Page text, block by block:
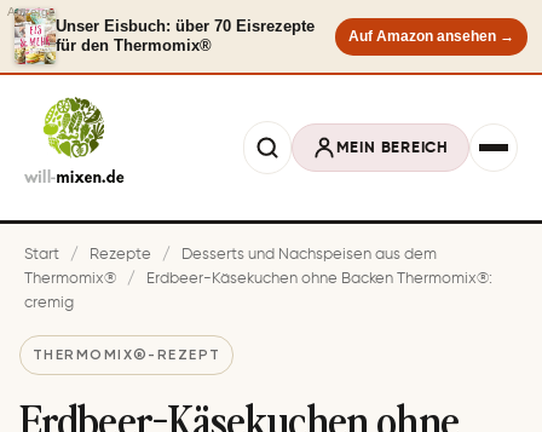
Anzeige
Unser Eisbuch: über 70 Eisrezepte
für den Thermomix®
Auf Amazon ansehen →
MEIN BEREICH
Start / Rezepte /
Desserts und Nachspeisen aus dem
Thermomix®
/
Erdbeer-Käsekuchen ohne Backen Thermomix®:
cremig
THERMOMIX®-REZEPT
Erdbeer-Käsekuchen ohne